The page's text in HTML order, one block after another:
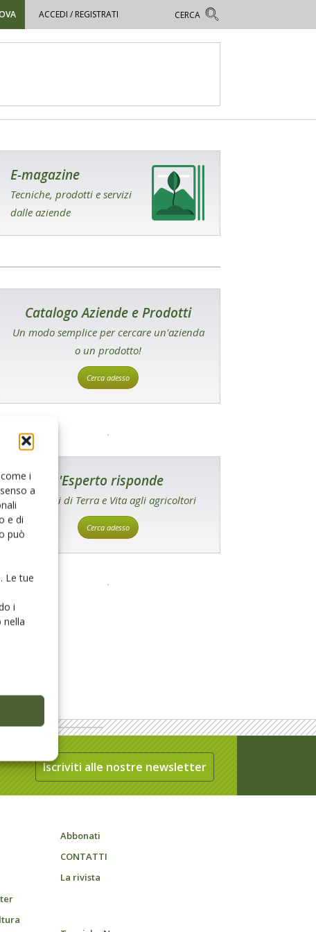
i
a
e di
può
Le tue
i
nella
ACCEDI / REGISTRATI
E-magazine
Tecniche, prodotti e servizi
dalle aziende
Catalogo Aziende e Prodotti
Un modo semplice per cercare un'azienda
o un prodotto!
Cerca adesso
L'Esperto risponde
I consigli di Terra e Vita agli agricoltori
Cerca adesso
Iscriviti alle nostre newsletter
Abbonati
CONTATTI
La rivista